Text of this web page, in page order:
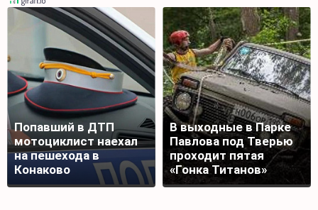
Попавший в ДТП
мотоциклист наехал
на пешехода в
Конаково
В выходные в Парке
Павлова под Тверью
проходит пятая
«Гонка Титанов»